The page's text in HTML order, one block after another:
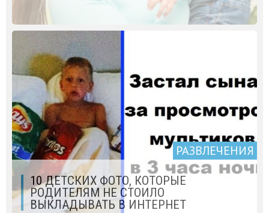
РАЗВЛЕЧЕНИЯ
10 ДЕТСКИХ ФОТО, КОТОРЫЕ
РОДИТЕЛЯМ НЕ СТОИЛО
ВЫКЛАДЫВАТЬ В ИНТЕРНЕТ